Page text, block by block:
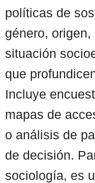
políticas de
género,
situación
que
Incluye
mapas de
o análisis de
de decisión.
sociología, es